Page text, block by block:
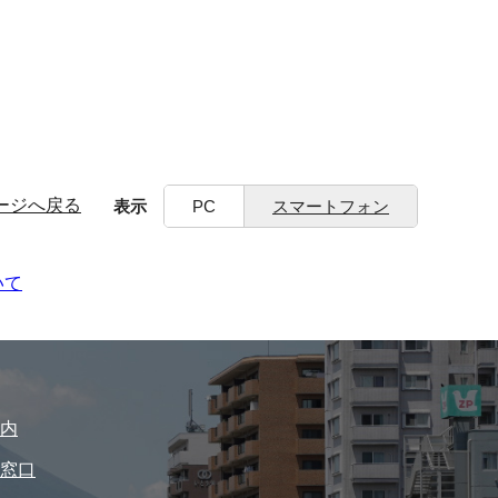
ジへ戻る 表示 PC スマートフォン
口